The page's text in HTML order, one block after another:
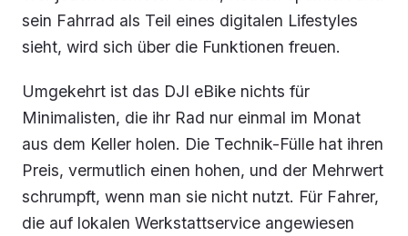
sein Fahrrad als Teil eines digitalen Lifestyles
sieht, wird sich über die Funktionen freuen.
Umgekehrt ist das DJI eBike nichts für
Minimalisten, die ihr Rad nur einmal im Monat
aus dem Keller holen. Die Technik-Fülle hat ihren
Preis, vermutlich einen hohen, und der Mehrwert
schrumpft, wenn man sie nicht nutzt. Für Fahrer,
die auf lokalen Werkstattservice angewiesen